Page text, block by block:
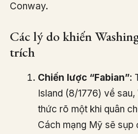
Conway.
Các lý do khiến
trích
Chiến lược “Fabian”:
Island (8/1776) về
thức rõ một khi quân
Cách mạng Mỹ sẽ sụp